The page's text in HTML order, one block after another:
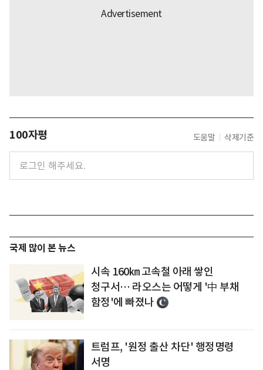
100자평 도움말 삭제기준
국제 많이 본 뉴스
시속 160㎞ 고속철 아래 쌓인
청구서… 라오스는 어떻게 '中 부채
함정'에 빠졌나
트럼프, '원정 출산 차단' 행정명령
서명